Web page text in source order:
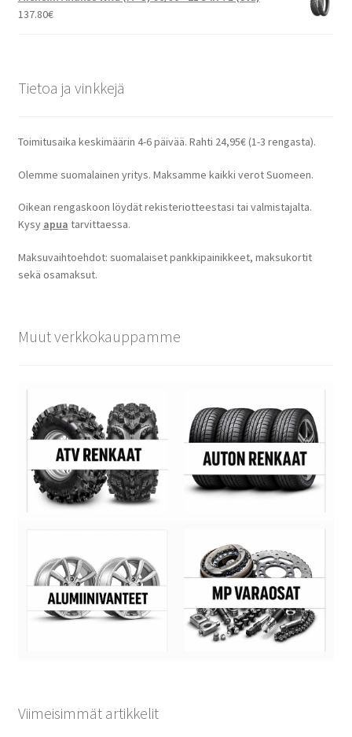
137.80€
Tietoa ja vinkkejä
Toimitusaika keskimäärin 4-6 päivää. Rahti 24,95€ (1-3 rengasta).
Olemme suomalainen yritys. Maksamme kaikki verot Suomeen.
Oikean rengaskoon löydät rekisteriotteestasi tai valmistajalta.
Kysy apua tarvittaessa.
Maksuvaihtoehdot: suomalaiset pankkipainikkeet, maksukortit
sekä osamaksut.
Muut verkkokauppamme
Viimeisimmät artikkelit